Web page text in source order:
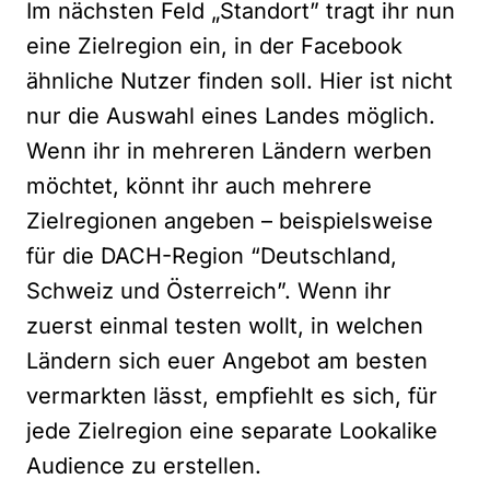
Im nächsten Feld „Standort” tragt ihr nun
eine Zielregion ein, in der Facebook
ähnliche Nutzer finden soll. Hier ist nicht
nur die Auswahl eines Landes möglich.
Wenn ihr in mehreren Ländern werben
möchtet, könnt ihr auch mehrere
Zielregionen angeben – beispielsweise
für die DACH-Region “Deutschland,
Schweiz und Österreich”. Wenn ihr
zuerst einmal testen wollt, in welchen
Ländern sich euer Angebot am besten
vermarkten lässt, empfiehlt es sich, für
jede Zielregion eine separate Lookalike
Audience zu erstellen.